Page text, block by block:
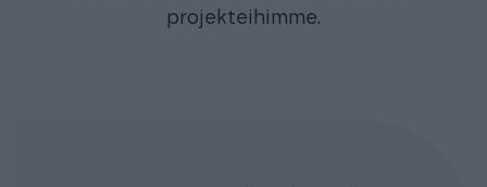
projekteihimme.